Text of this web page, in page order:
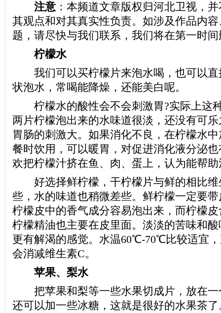
注意 ：本频道文章版权归河北卫视，
其观点和对其真实性负责。如涉及作品内
题，请尽快与我们联系，我们将在第一时
柠檬水
我们可以买柠檬片来泡水喝，也可以直
状泡水，常喝能降燥，还能美白呢。
柠檬水的酸性会不会刺激胃?实际上这
两片柠檬泡出来的水味道很淡，还没有可
胃肠的刺激大。如果消化不良，在柠檬水
餐时饮用，可以暖胃，对促进消化液分泌
欢把柠檬汁挤在鱼、肉、蛋上，认为能帮
好选择鲜柠檬，干柠檬片与鲜的相比维
些，水的味道也稍微差些。鲜柠檬一定要
柠檬皮中的香气成分容易泡出来，而柠檬
柠檬精油也主要在皮里面。淡淡的苦味和
更有解渴的感觉。水温60℃-70℃比较适宜
会消减维生素C。
苹果、梨水
把苹果和梨等一些水果切成片，放在一
还可以加一些冰糖，这就是很好的水果茶了